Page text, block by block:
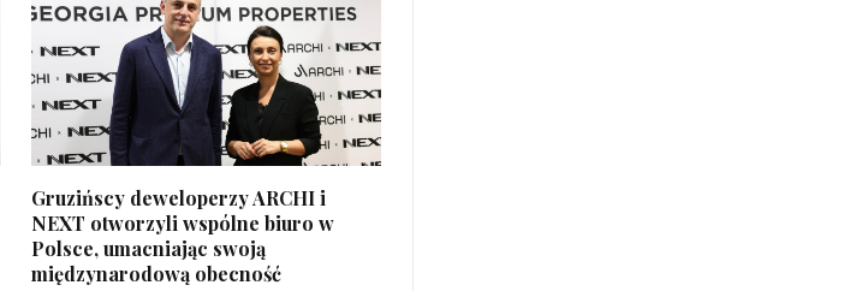
Gruzińscy deweloperzy ARCHI i
NEXT otworzyli wspólne biuro w
Polsce, umacniając swoją
międzynarodową obecność